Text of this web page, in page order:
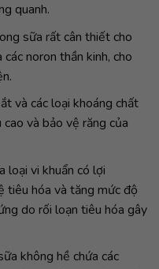
quanh.
sữa rất cân thiết cho
noron thần kinh, cho
và các loại khoáng chất
và bảo vệ răng của
loại vi khuẩn có lợi
tiêu hóa và tăng mức độ
do rối loạn tiêu hóa gây
không hề chứa các